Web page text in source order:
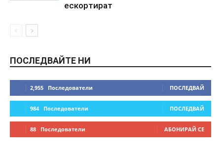
ескортират
ПОСЛЕДВАЙТЕ НИ
2,955 Последователи ПОСЛЕДВАЙ
984 Последователи ПОСЛЕДВАЙ
88 Последователи АБОНИРАЙ СЕ